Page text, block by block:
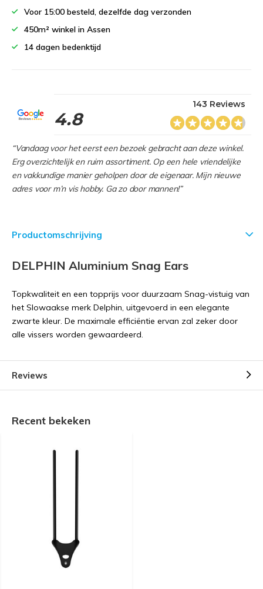
Voor 15:00 besteld, dezelfde dag verzonden
450m² winkel in Assen
14 dagen bedenktijd
4.8
143 Reviews
“Vandaag voor het eerst een bezoek gebracht aan deze winkel.
Erg overzichtelijk en ruim assortiment. Op een hele vriendelijke
en vakkundige manier geholpen door de eigenaar. Mijn nieuwe
adres voor m’n vis hobby. Ga zo door mannen!”
Productomschrijving
DELPHIN Aluminium Snag Ears
Topkwaliteit en een topprijs voor duurzaam Snag-vistuig van
het Slowaakse merk Delphin, uitgevoerd in een elegante
zwarte kleur. De maximale efficiëntie ervan zal zeker door
alle vissers worden gewaardeerd.
Reviews
Recent bekeken